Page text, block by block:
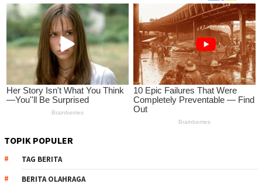
TOPIK POPULER
TAG BERITA
BERITA OLAHRAGA